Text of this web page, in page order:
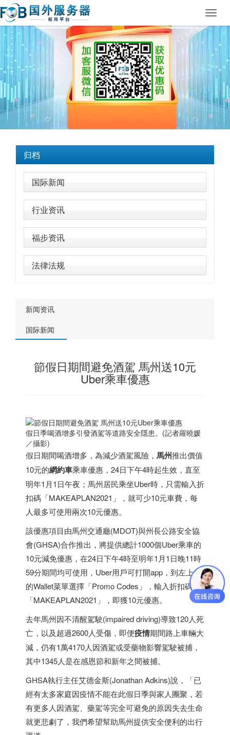
归档
国际新闻
行业资讯
福步资讯
法律法规
新闻资讯
国际新闻
節假日期間避免酒駕 馬州送10元
Uber乘車優惠
假日季喝酒增多引發酒駕等道路安全隱患。(記者羅曉媛
／攝影)
假日期間喝酒增多，為減少酒駕風險， 馬州推出價值
10元的網約車乘車優惠，24日下午4時起生效，直至
明年1月1日午夜；馬州居民乘坐Uber時，只需輸入折
扣碼「MAKEAPLAN2021」，就可少10元車費，每
人最多可使用兩次10元優惠。
該優惠項目由馬州交通廳(MDOT)與州長公路安全協
會(GHSA)合作推出，將提供總計1000個Uber乘車的
10元減免優惠，在24日下午4時至明年1月1日晚11時
59分期間均可使用，Uber用戶可打開app，到左上角
的Wallet菜單選擇「Promo Codes」，輸入折扣碼
「MAKEAPLAN2021」，即獲10元優惠。
去年馬州因不清醒駕駛(impaired driving)導致120人死
亡，以及超過2600人受傷，即便疫情期間路上車輛大
減，仍有1萬4170人因酒駕或受藥物影響駕駛被捕，
其中1345人是在感恩節和新年之間被捕。
GHSA執行主任艾德金斯(Jonathan Adkins)說，「已
經有太多家庭因疫情不能在此假日季與家人團聚，若
有更多人因酒駕、藥駕等完全可避免的原因失去生命
就更悲劇了，我們希望幫助馬州提供安全便利的出行